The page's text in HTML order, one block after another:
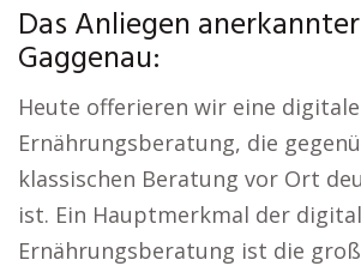
Das Anliegen
Gaggenau:
Heute offerieren wir eine digitale
Ernährungsberatung, die
klassischen Beratung vor Ort
ist. Ein Hauptmerkmal der
Ernährungsberatung ist die